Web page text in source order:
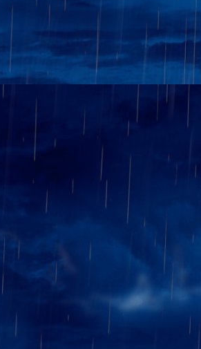
Reste René, qui, dans une
de son adversaire...
1-0
Score final, 2,5-1,5 en faveur
équipe totalement à notre
malgré ....
Point positif toutefois : la
Conclusion de notre
défaite, nous pouvons
fait nulle et le prochain
classés. Bien sûr, nous
ronde. Very Happy
15/03/2026